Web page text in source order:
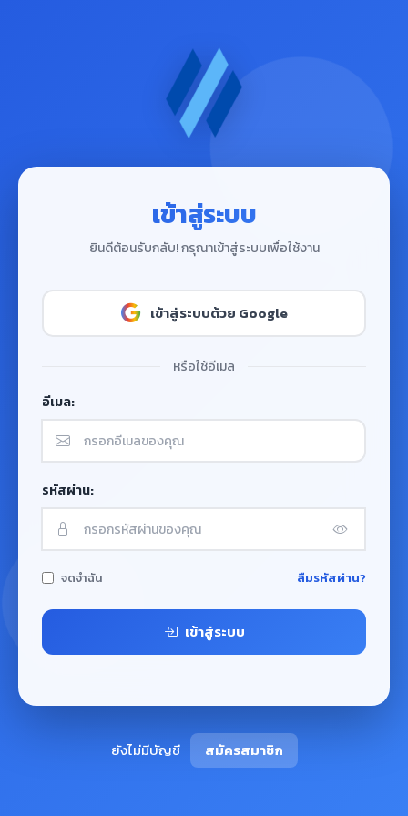
เข้าสู่ระบบ
ยินดีต้อนรับกลับ! กรุณาเข้าสู่ระบบเพื่อใช้งาน
เข้าสู่ระบบด้วย Google
หรือใช้อีเมล
อีเมล:
รหัสผ่าน:
จดจำฉัน ลืมรหัสผ่าน?
เข้าสู่ระบบ
ยังไม่มีบัญชี สมัครสมาชิก